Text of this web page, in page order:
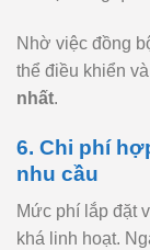
Nhờ việc đồng
thể điều khiển
nhất.
6. Chi phí
nhu cầu
Mức phí lắp đặt
khá linh hoạt.